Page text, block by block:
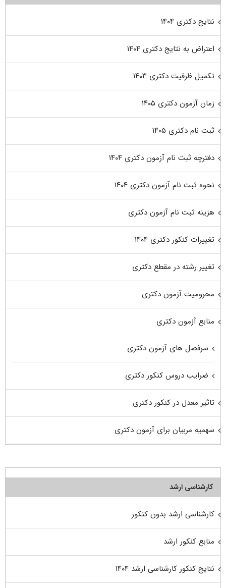
نتایج دکتری ۱۴۰۴
اعتراض به نتایج دکتری ۱۴۰۴
تکمیل ظرفیت دکتری ۱۴۰۳
زمان آزمون دکتری ۱۴۰۵
ثبت نام دکتری ۱۴۰۵
دفترچه ثبت نام آزمون دکتری ۱۴۰۴
نحوه ثبت نام آزمون دکتری ۱۴۰۴
هزینه ثبت نام آزمون دکتری
تغییرات کنکور دکتری ۱۴۰۴
تغییر رشته در مقطع دکتری
محرومیت آزمون دکتری
منابع آزمون دکتری
سرفصل های آزمون دکتری
ضرایب دروس کنکور دکتری
تاثیر معدل در کنکور دکتری
سهمیه مربیان برای آزمون دکتری
کارشناسی ارشد
کارشناسی ارشد بدون کنکور
منابع کنکور ارشد
نتایج کنکور کارشناسی ارشد ۱۴۰۴